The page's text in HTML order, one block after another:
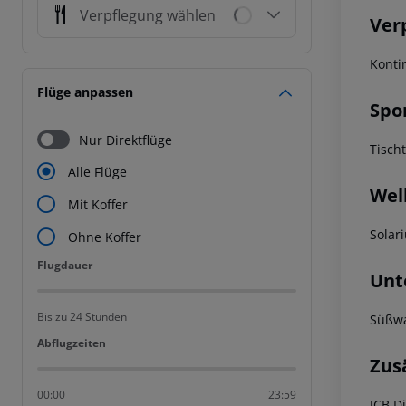
Verpflegung wählen
Flüge anpassen
Nur Direktflüge
Alle Flüge
Mit Koffer
Ohne Koffer
Flugdauer
Flugdauer
Bis zu 24 Stunden
Abflugzeiten
Abflugzeiten
00:00 23:59